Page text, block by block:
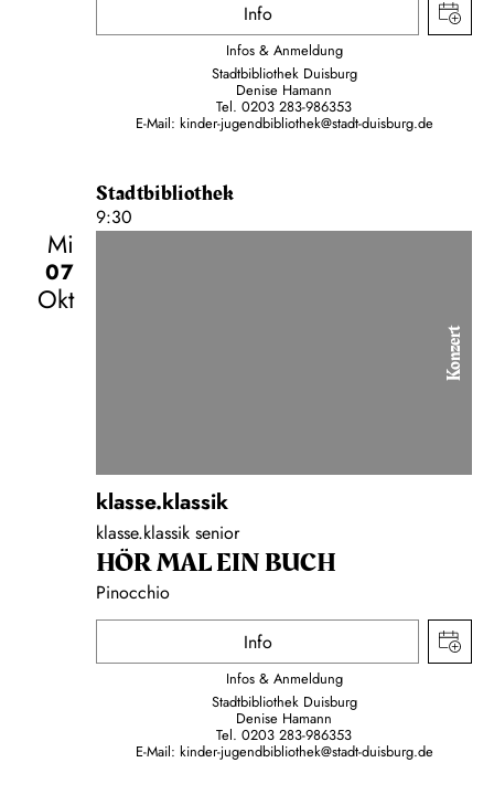
Info
Infos & Anmeldung
Stadtbibliothek Duisburg
Denise Hamann
Tel. 0203 283-986353
E-Mail: kinder-jugendbibliothek@stadt-duisburg.de
Stadtbibliothek
9:30
Mi
07
Okt
Konzert
klasse.klassik
klasse.klassik senior
HÖR MAL EIN BUCH
Pinocchio
Info
Infos & Anmeldung
Stadtbibliothek Duisburg
Denise Hamann
Tel. 0203 283-986353
E-Mail: kinder-jugendbibliothek@stadt-duisburg.de